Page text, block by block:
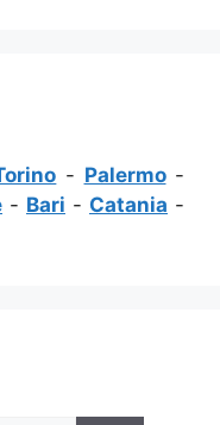
- Palermo-
- Bari - Catania -